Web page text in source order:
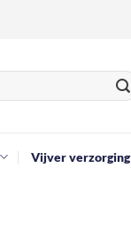
Vijver verzorging